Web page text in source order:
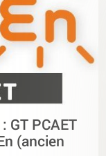
GT PCAET
(ancien